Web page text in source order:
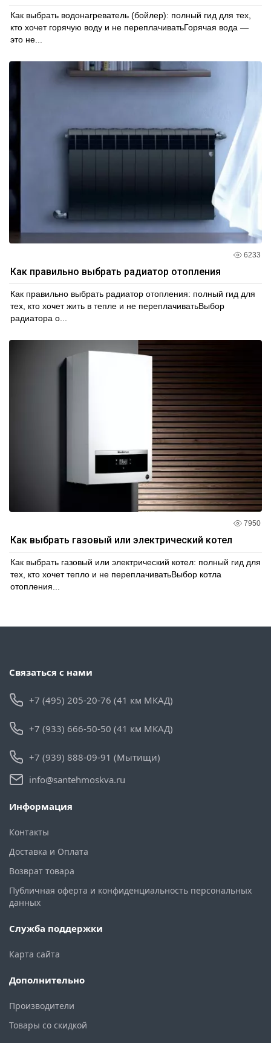
Как выбрать водонагреватель (бойлер): полный гид для тех,
кто хочет горячую воду и не переплачиватьГорячая вода —
это не...
6233
Как правильно выбрать радиатор отопления
Как правильно выбрать радиатор отопления: полный гид для
тех, кто хочет жить в тепле и не переплачиватьВыбор
радиатора о...
7950
Как выбрать газовый или электрический котел
Как выбрать газовый или электрический котел: полный гид для
тех, кто хочет тепло и не переплачиватьВыбор котла
отопления...
Связаться с нами
+7 (495) 205-20-76 (41 км МКАД)
+7 (933) 666-50-50 (41 км МКАД)
+7 (939) 888-09-91 (Мытищи)
info@santehmoskva.ru
Информация
Контакты
Доставка и Оплата
Возврат товара
Публичная оферта и конфиденциальность персональных
данных
Служба поддержки
Карта сайта
Дополнительно
Производители
Товары со скидкой